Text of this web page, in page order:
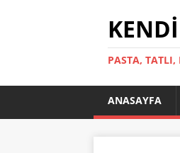
PASTA, TATLI,
ANASAYFA